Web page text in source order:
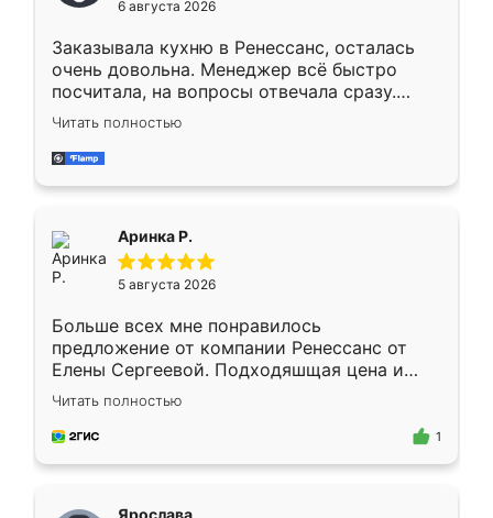
мебели буду заказывать только здесь.
6 августа 2026
Заказывала кухню в Ренессанс, осталась
очень довольна. Менеджер всё быстро
посчитала, на вопросы отвечала сразу.
Замерщик приехал в субботу, подошёл к
делу со всей ответственностью. Собрали
за день, ребята работали аккуратно, даже
Читать полностью
Аринка Р.
5 августа 2026
Больше всех мне понравилось
предложение от компании Ренессанс от
Елены Сергеевой. Подходяшщая цена и
короткие сроки изготовления. Приехавший
для замера сотрудник Владислав
предложил по моему эскизу самый
Читать полностью
1
Ярослава